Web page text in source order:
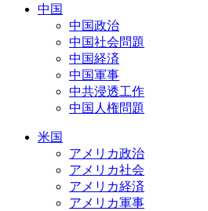
中国
中国政治
中国社会問題
中国経済
中国軍事
中共浸透工作
中国人権問題
米国
アメリカ政治
アメリカ社会
アメリカ経済
アメリカ軍事